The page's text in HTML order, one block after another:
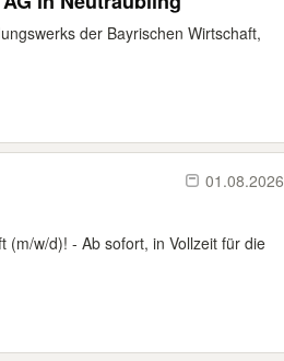
der Bayrischen Wirtschaft,
01.08.2026
(m/w/d)! - Ab sofort, in Vollzeit für die